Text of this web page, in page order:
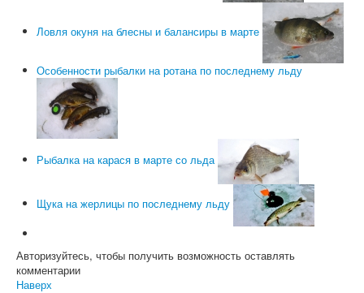
Ловля окуня на блесны и балансиры в марте
Особенности рыбалки на ротана по последнему льду
Рыбалка на карася в марте со льда
Щука на жерлицы по последнему льду
Авторизуйтесь, чтобы получить возможность оставлять
комментарии
Наверх